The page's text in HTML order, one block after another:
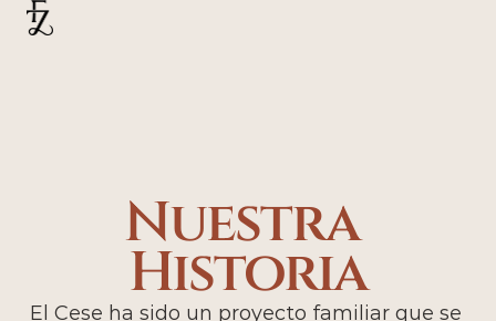
Nuestra
Historia
El Cese ha sido un proyecto familiar que se